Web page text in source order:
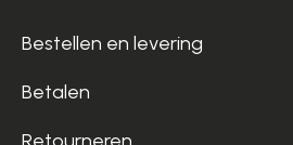
Bestellen en levering
Betalen